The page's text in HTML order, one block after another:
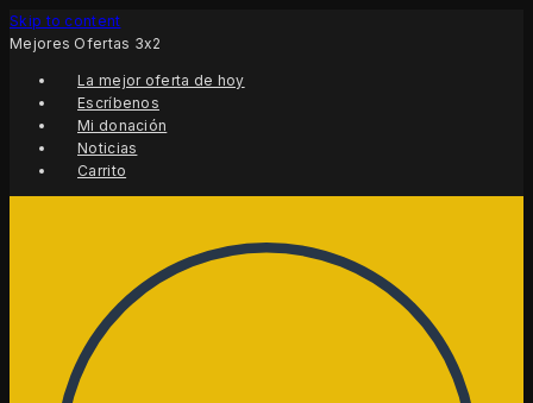
Skip to content
Mejores Ofertas 3x2
La mejor oferta de hoy
Escríbenos
Mi donación
Noticias
Carrito